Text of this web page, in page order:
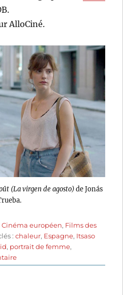
AlloCiné.
(La virgen de agosto)de Jonás
Cinéma européen, Films des
:chaleur, Espagne, Itsaso
, portrait de femme,
sur
Eva